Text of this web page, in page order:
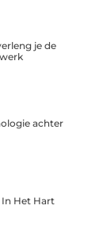
je de
achter
In Het Hart